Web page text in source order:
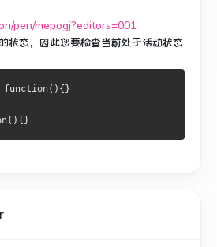
pen/mepogj?editors=001
状态，因此您要检查当前处于活动状态